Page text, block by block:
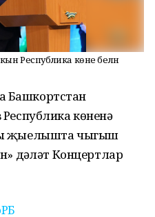
Республика көне белән
Башкортстан
көненә
җыелышта чыгыш
дәүләт Концертлар